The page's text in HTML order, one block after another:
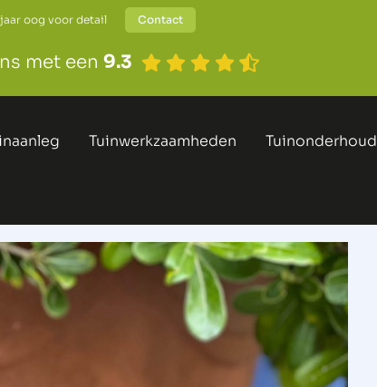
oog voor detail Contact
met een 9.3
Tuinwerkzaamheden Tuinonderhoud